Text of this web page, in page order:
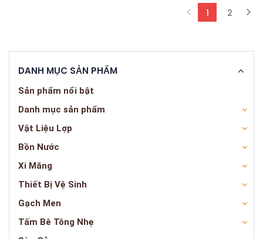
1(current)
2
DANH MỤC SẢN PHẨM
Sản phẩm nổi bật
Danh mục sản phẩm
Vật Liệu Lợp
Bồn Nước
Xi Măng
Thiết Bị Vệ Sinh
Gạch Men
Tấm Bê Tông Nhẹ